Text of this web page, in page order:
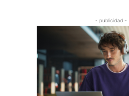
- publicidad -